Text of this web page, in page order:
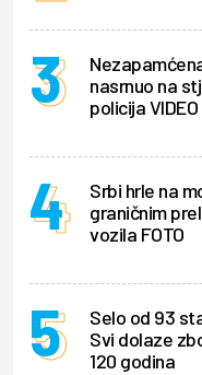
nasrnuo na
policija VIDEO
Srbi hrle na
graničnim
vozila FOTO
Selo od 93
Svi dolaze
120 godina